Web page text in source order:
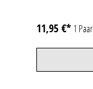
11,95 €* 1 Paar